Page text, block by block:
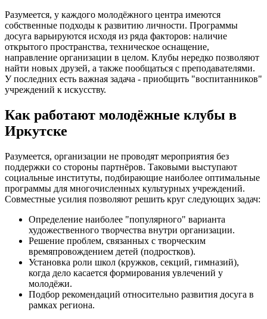
Разумеется, у каждого молодёжного центра имеются
собственные подходы к развитию личности. Программы
досуга варьируются исходя из ряда факторов: наличие
открытого пространства, техническое оснащение,
направление организации в целом. Клубы нередко позволяют
найти новых друзей, а также пообщаться с преподавателями.
У последних есть важная задача - приобщить "воспитанников"
учреждений к искусству.
Как работают молодёжные клубы в
Иркутске
Разумеется, организации не проводят мероприятия без
поддержки со стороны партнёров. Таковыми выступают
социальные институты, подбирающие наиболее оптимальные
программы для многочисленных культурных учреждений.
Совместные усилия позволяют решить круг следующих задач:
Определение наиболее "популярного" варианта
художественного творчества внутри организации.
Решение проблем, связанных с творческим
времяпровождением детей (подростков).
Установка роли школ (кружков, секций, гимназий),
когда дело касается формирования увлечений у
молодёжи.
Подбор рекомендаций относительно развития досуга в
рамках региона.